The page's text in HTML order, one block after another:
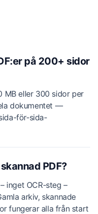
på 200+ sidor
MB eller 300 sidor per
dokumentet —
för-sida-
PDF?
inget OCR-steg –
arkiv, skannade
fungerar alla från start